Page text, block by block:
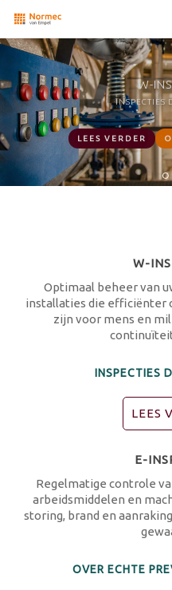
main
content
CONTINUÏTEIT
LEES VERDER
E-
OVER ECHTE
LEES MEER
W-
INSPECTIES
LEES VERDER
CONTINUÏTEIT
LEES VERDER
E-
OVER ECHTE
LEES MEER
W-
Optimaal beheer van
installaties die efficiënter
zijn voor mens en
INSPECTIES
LEES
E-
Regelmatige controle
arbeidsmiddelen en
storing, brand en
OVER ECHTE